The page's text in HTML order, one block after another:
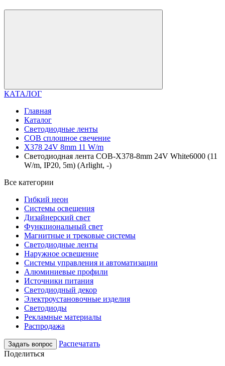
КАТАЛОГ
Главная
Каталог
Светодиодные ленты
COB сплошное свечение
X378 24V 8mm 11 W/m
Светодиодная лента COB-X378-8mm 24V White6000 (11
W/m, IP20, 5m) (Arlight, -)
Все категории
Гибкий неон
Системы освещения
Дизайнерский свет
Функциональный свет
Магнитные и трековые системы
Светодиодные ленты
Наружное освещение
Системы управления и автоматизации
Алюминиевые профили
Источники питания
Светодиодный декор
Электроустановочные изделия
Светодиоды
Рекламные материалы
Распродажа
Задать вопрос
Распечатать
Поделиться